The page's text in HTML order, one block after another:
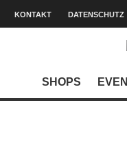
KONTAKT DATENSCHUTZ
SHOPS